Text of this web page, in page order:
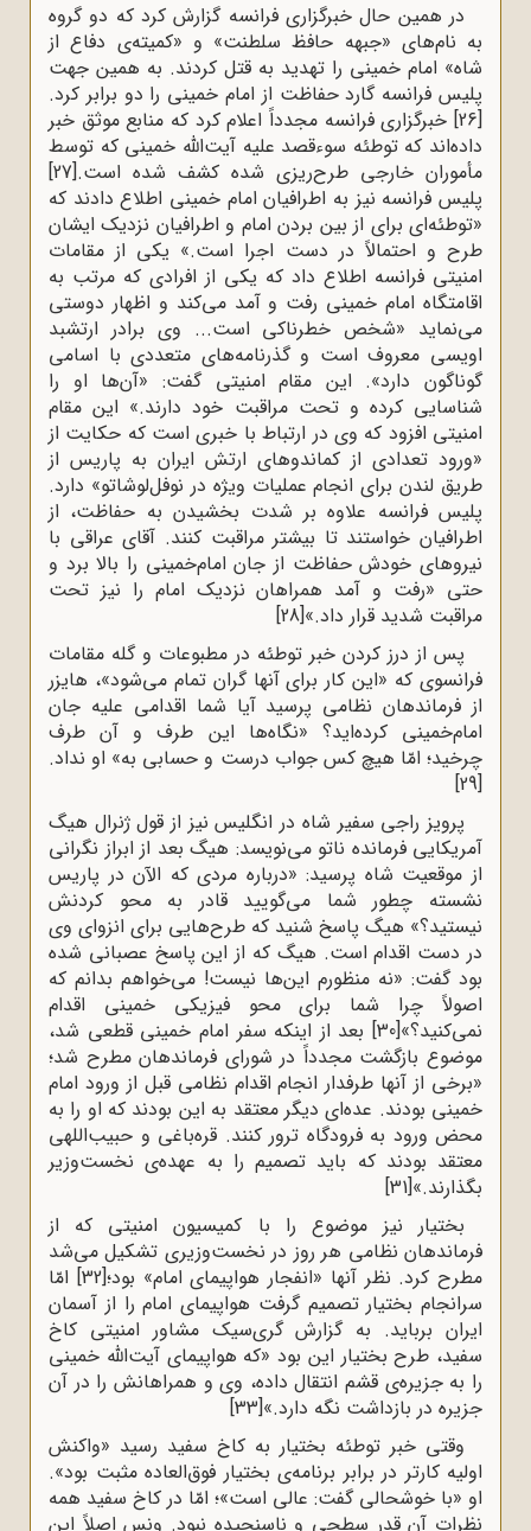
در همین‌ حال‌ خبرگزاری‌ فرانسه‌ گزارش‌ کرد که‌ دو گروه‌
به‌ نام‌های‌ «جبهه‌‌ حافظ‌ سلطنت‌» و «کمیته‌‌ی دفاع‌ از
شاه‌» امام‌ خمینی‌ را تهدید به‌ قتل‌ کردند. به‌ همین‌ جهت‌
پلیس ‌فرانسه‌ گارد حفاظت‌ از امام‌ خمینی‌ را دو برابر کرد.
[26]
خبرگزاری‌ فرانسه‌ مجدداً اعلام‌ کرد که‌ منابع‌ موثق‌ خبر
داده‌اند که‌ توطئه‌‌ سوءقصد علیه‌ آیت‌الله خمینی‌ که‌ توسط‌
مأموران‌ خارجی‌ طرح‌ریزی‌ شده‌ کشف‌ شده‌ است‌.[27]
پلیس‌ فرانسه‌ نیز به‌ اطرافیان‌ امام‌ خمینی‌ اطلاع‌ دادند که‌
«توطئه‌ای‌ برای‌ از بین‌ بردن‌ امام‌ و اطرافیان‌ نزدیک‌ ایشان‌
طرح‌ و احتمالاً در دست‌ اجرا است‌.» یکی‌ از مقامات‌
امنیتی‌ فرانسه‌ اطلاع‌ داد که‌ یکی‌ از افرادی ‌که‌ مرتب‌ به‌
اقامتگاه‌ امام‌ خمینی‌ رفت‌ و آمد می‌کند و اظهار دوستی‌
می‌نماید «شخص ‌خطرناکی‌ است‌... وی‌ برادر ارتشبد
اویسی‌ معروف‌ است‌ و گذرنامه‌های‌ متعددی‌ با اسامی‌
گوناگون‌ دارد». این‌ مقام‌ امنیتی‌ گفت‌: «آن‌ها او را
شناسایی‌ کرده‌ و تحت‌ مراقبت ‌خود دارند.» این‌ مقام‌
امنیتی‌ افزود که‌ وی‌ در ارتباط‌ با خبری‌ است‌ که‌ حکایت‌ از
«ورود تعدادی‌ از کماندوهای‌ ارتش‌ ایران‌ به‌ پاریس‌ از
طریق‌ لندن‌ برای‌ انجام‌ عملیات‌ ویژه‌ در نوفل‌لوشاتو» دارد.
پلیس‌ فرانسه‌ علاوه‌ بر شدت‌ بخشیدن‌ به‌ حفاظت‌، از
اطرافیان ‌خواستند تا بیشتر مراقبت‌ کنند. آقای‌ عراقی‌ با
نیروهای‌ خودش‌ حفاظت‌ از جان‌ امام‌خمینی‌ را بالا برد و
حتی «رفت‌ و آمد همراهان‌ نزدیک‌ امام‌ را نیز تحت‌
مراقبت‌ شدید قرار داد.»[28]
پس‌ از درز کردن‌ خبر توطئه‌ در مطبوعات‌ و گله‌‌ مقامات‌
فرانسوی‌ که‌ «این‌ کار برای ‌آنها گران‌ تمام‌ می‌شود»، هایزر
از فرماندهان‌ نظامی‌ پرسید آیا شما اقدامی‌ علیه‌ جان‌
امام‌خمینی‌ کرده‌اید؟ «نگاه‌ها این‌ طرف‌ و آن‌ طرف‌
چرخید؛ امّا هیچ‌ کس‌ جواب‌ درست‌ و حسابی‌ به‌» او نداد.
[29]
پرویز راجی‌ سفیر شاه‌ در انگلیس‌ نیز از قول‌ ژنرال‌ هیگ‌
آمریکایی‌ فرمانده‌ ناتو می‌نویسد: هیگ‌ بعد از ابراز نگرانی‌
از موقعیت‌ شاه‌ پرسید: «درباره‌‌ مردی‌ که‌ الآن‌ در پاریس‌
نشسته‌ چطور شما می‌گویید قادر به‌ محو کردنش‌
نیستید؟» هیگ‌ پاسخ‌ شنید که ‌طرح‌هایی‌ برای‌ انزوای‌ وی‌
در دست‌ اقدام‌ است‌. هیگ‌ که‌ از این‌ پاسخ‌ عصبانی‌ شده‌
بود گفت‌: «نه‌ منظورم‌ این‌ها نیست‌! می‌خواهم‌ بدانم‌ که‌
اصولاً چرا شما برای‌ محو فیزیکی ‌خمینی‌ اقدام‌
نمی‌کنید؟»[30]
بعد از اینکه‌ سفر امام‌ خمینی‌ قطعی‌ شد،
موضوع‌ بازگشت ‌مجدداً در شورای‌ فرماندهان‌ مطرح‌ شد؛
«برخی‌ از آنها طرفدار انجام‌ اقدام‌ نظامی‌ قبل‌ از ورود امام‌
خمینی‌ بودند. عده‌ای‌ دیگر معتقد به‌ این‌ بودند که‌ او را به‌
محض‌ ورود به ‌فرودگاه‌ ترور کنند. قره‌باغی‌ و حبیب‌اللهی‌
معتقد بودند که‌ باید تصمیم‌ را به‌ عهده‌ی‌ نخست‌وزیر
بگذارند.»[31]
بختیار نیز موضوع‌ را با کمیسیون‌ امنیتی‌ که‌ از
فرماندهان‌ نظامی‌ هر روز در نخست‌وزیری‌ تشکیل‌ می‌شد
مطرح‌ کرد. نظر آنها «انفجار هواپیمای‌ امام‌» بود؛[32]
امّا
سرانجام‌ بختیار تصمیم‌ گرفت‌ هواپیمای‌ امام‌ را از آسمان‌
ایران‌ برباید. به‌ گزارش‌ گری‌سیک‌ مشاور امنیتی‌ کاخ‌
سفید، طرح‌ بختیار این‌ بود «که‌ هواپیمای‌ آیت‌الله خمینی‌
را به‌ جزیره‌ی‌ قشم‌ انتقال‌ داده‌، وی‌ و همراهانش‌ را در آن‌
جزیره‌ در بازداشت‌ نگه‌ دارد.»[33]
وقتی‌ خبر توطئه‌‌ بختیار به‌ کاخ‌ سفید رسید «واکنش‌
اولیه‌‌ کارتر در برابر برنامه‌ی ‌بختیار فوق‌العاده‌ مثبت‌ بود».
او «با خوشحالی‌ گفت‌: عالی‌ است‌»؛ امّا در کاخ‌ سفید همه‌‌
نظرات‌ آن‌ قدر سطحی‌ و ناسنجیده‌ نبود. ونس‌ اصلاً این‌